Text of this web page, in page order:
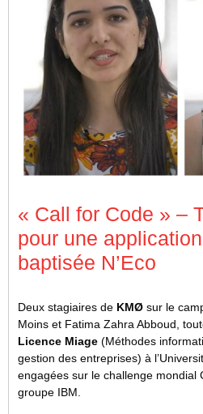
« Call for Code » –
pour une
baptisée N’Eco
Deux stagiaires de KMØ sur le
Moins et Fatima Zahra Abboud,
Licence Miage (Méthodes
gestion des entreprises) à
engagées sur le challenge mondial
groupe IBM.